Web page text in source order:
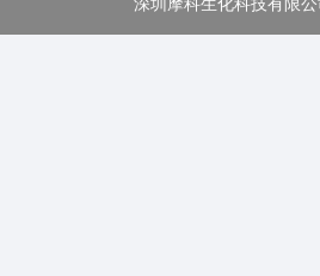
深圳摩科生化科技有限公